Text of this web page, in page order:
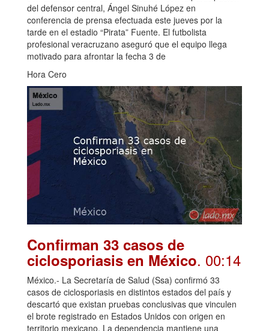
del defensor central, Ángel Sinuhé López en
conferencia de prensa efectuada este jueves por la
tarde en el estadio “Pirata” Fuente. El futbolista
profesional veracruzano aseguró que el equipo llega
motivado para afrontar la fecha 3 de
Hora Cero
Confirman 33 casos de
ciclosporiasis en México. 00:14
México.- La Secretaría de Salud (Ssa) confirmó 33
casos de ciclosporiasis en distintos estados del país y
descartó que existan pruebas conclusivas que vinculen
el brote registrado en Estados Unidos con origen en
territorio mexicano. La dependencia mantiene una